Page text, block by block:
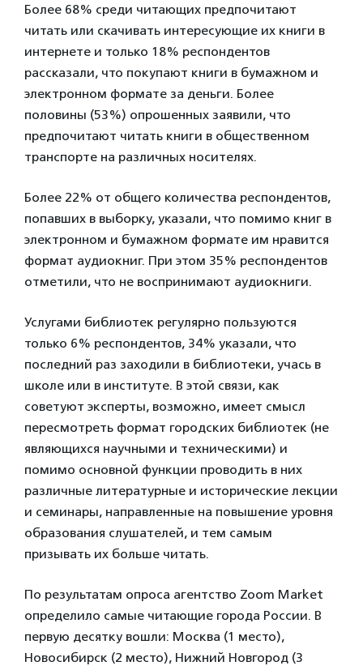
Более 68% среди читающих предпочитают
читать или скачивать интересующие их книги в
интернете и только 18% респондентов
рассказали, что покупают книги в бумажном и
электронном формате за деньги. Более
половины (53%) опрошенных заявили, что
предпочитают читать книги в общественном
транспорте на различных носителях.
Более 22% от общего количества респондентов,
попавших в выборку, указали, что помимо книг в
электронном и бумажном формате им нравится
формат аудиокниг. При этом 35% респондентов
отметили, что не воспринимают аудиокниги.
Услугами библиотек регулярно пользуются
только 6% респондентов, 34% указали, что
последний раз заходили в библиотеки, учась в
школе или в институте. В этой связи, как
советуют эксперты, возможно, имеет смысл
пересмотреть формат городских библиотек (не
являющихся научными и техническими) и
помимо основной функции проводить в них
различные литературные и исторические лекции
и семинары, направленные на повышение уровня
образования слушателей, и тем самым
призывать их больше читать.
По результатам опроса агентство Zoom Market
определило самые читающие города России. В
первую десятку вошли: Москва (1 место),
Новосибирск (2 место), Нижний Новгород (3